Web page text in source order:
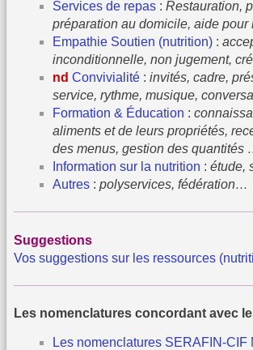
Services de repas : Restauration,
préparation au domicile, aide
Empathie Soutien (nutrition) :
inconditionnelle, non jugement,
nd Convivialité : invités, cadre,
service, rythme, musique,
Formation & Éducation :
aliments et de leurs propriétés,
des menus, gestion des quantités
Information sur la nutrition : étude,
Autres : polyservices, fédération…
Suggestions
Vos suggestions sur les ressources
Les nomenclatures concordant avec
Les nomenclatures SERAFIN-CIF